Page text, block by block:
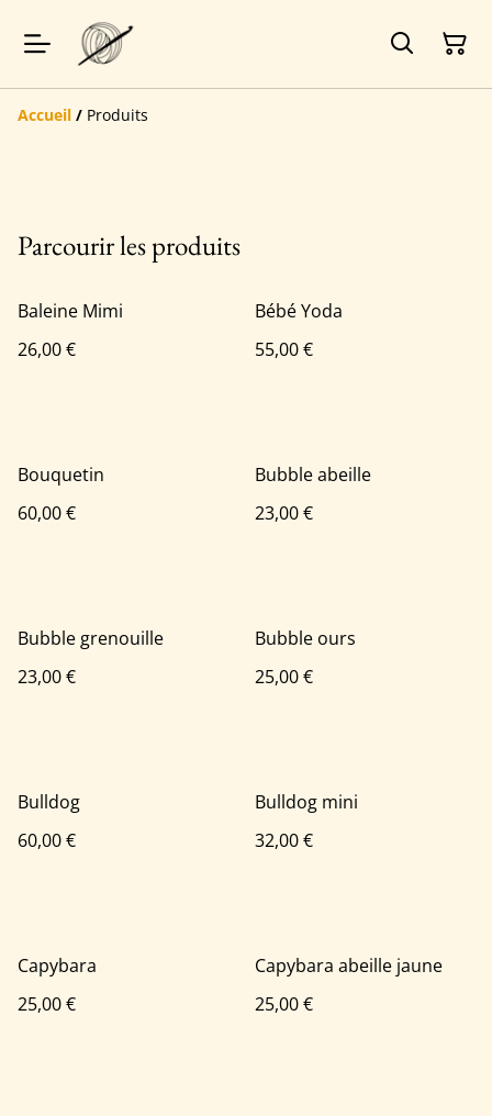
Accueil / Produits
Parcourir les produits
Baleine Mimi
26,00 €
Bébé Yoda
55,00 €
Bouquetin
60,00 €
Bubble abeille
23,00 €
Bubble grenouille
23,00 €
Bubble ours
25,00 €
Bulldog
60,00 €
Bulldog mini
32,00 €
Capybara
25,00 €
Capybara abeille jaune
25,00 €